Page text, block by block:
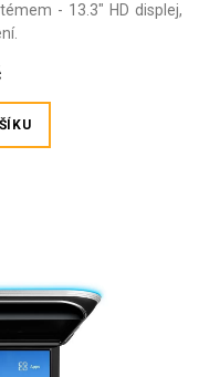
- 13.3" HD displej,